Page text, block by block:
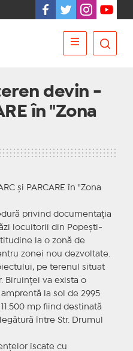
devin -
în "Zona
și PARCARE în "Zona
privind documentația
locuitorii din Popești-
la o zonă de
zonei nou dezvoltate.
pe terenul situat
Biruinței va exista o
amprentă la sol de 2995
mp fiind destinată
între Str. Drumul
iscate cu